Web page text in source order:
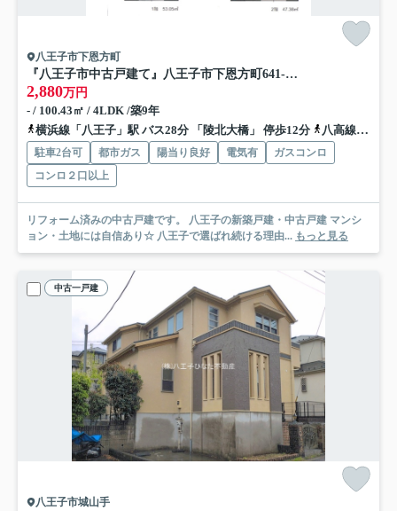
八王子市下恩方町
『八王子市中古戸建て』八王子市下恩方町641-7【仲介手数料無料】 八王子市下恩方町
2,880万円
- / 100.43㎡ / 4LDK /築9年
横浜線「八王子」駅 バス28分 「陵北大橋」 停歩12分
八高線「八王子」駅 バス28分 「陵北大橋」 停歩12分
駐車2台可 都市ガス 陽当り良好 電気有
ガスコンロ
コンロ２口以上
リフォーム済みの中古戸建です。 八王子の新築戸建・中古戸建 マンシ
ョン・土地には自信あり☆ 八王子で選ばれ続ける理由... もっと見る
中古一戸建
八王子市城山手